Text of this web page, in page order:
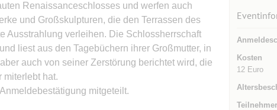
Renaissanceschlosses und werfen auch
und Großskulpturen, die den Terrassen des
Ausstrahlung verleihen. Die Schlossherrschaft
liest aus den Tagebüchern ihrer Großmutter, in
auch von seiner Zerstörung berichtet wird, die
miterlebt hat.
mitgeteilt.
Kosten
12 Euro
Teilnehmer